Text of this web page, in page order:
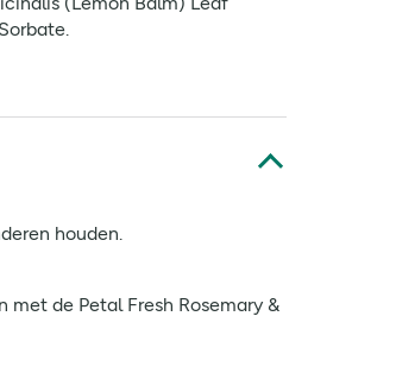
houden.
de Petal Fresh Rosemary &